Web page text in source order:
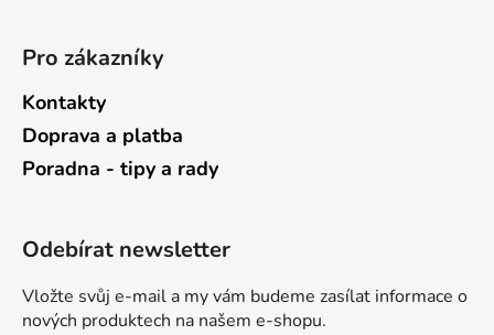
Pro zákazníky
Kontakty
Doprava a platba
Poradna - tipy a rady
Odebírat newsletter
Vložte svůj e-mail a my vám budeme zasílat informace o
nových produktech na našem e-shopu.